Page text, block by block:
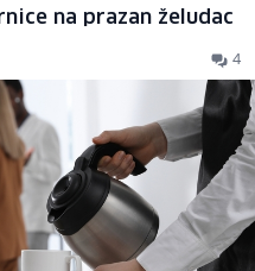
na prazan želudac
4